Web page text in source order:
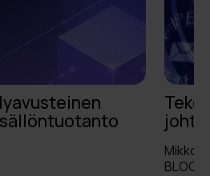
Mikko
BLOGI